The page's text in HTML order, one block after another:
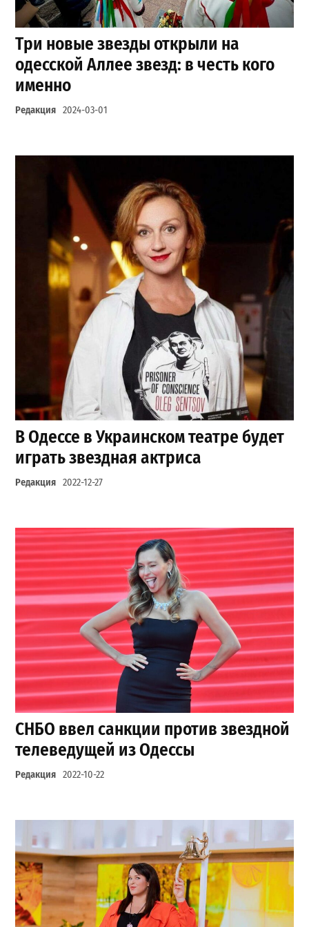
Три новые звезды открыли на
одесской Аллее звезд: в честь кого
именно
Редакция 2024-03-01
В Одессе в Украинском театре будет
играть звездная актриса
Редакция 2022-12-27
СНБО ввел санкции против звездной
телеведущей из Одессы
Редакция 2022-10-22